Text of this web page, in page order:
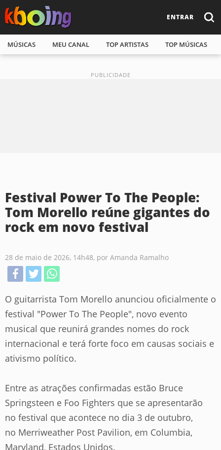
ENTRAR
MÚSICAS MEU CANAL TOP ARTISTAS TOP MÚSICAS
Festival Power To The People:
Tom Morello reúne gigantes do
rock em novo festival
28 de maio de 2026, 14h48, por Amanda Ramalho
O guitarrista Tom Morello anunciou oficialmente o
festival "Power To The People", novo evento
musical que reunirá grandes nomes do rock
internacional e terá forte foco em causas sociais e
ativismo político.
Entre as atrações confirmadas estão Bruce
Springsteen e Foo Fighters que se apresentarão
no festival que acontece no dia 3 de outubro,
no Merriweather Post Pavilion, em Columbia,
Maryland, Estados Unidos.